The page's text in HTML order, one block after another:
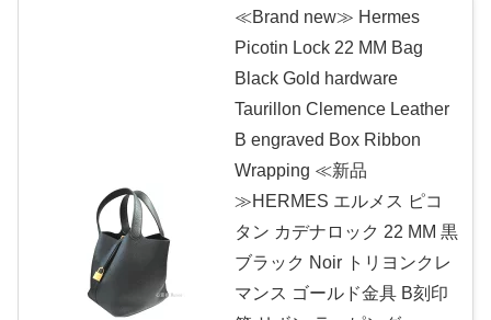
≪Brand new≫ Hermes
Picotin Lock 22 MM Bag
Black Gold hardware
Taurillon Clemence Leather
B engraved Box Ribbon
Wrapping ≪新品
≫HERMES エルメス ピコ
タン カデナロック 22 MM 黒
ブラック Noir トリヨンクレ
マンス ゴールド金具 B刻印